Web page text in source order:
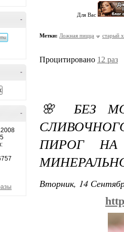
-
-
-
Для Вас
Метки: Ложная пицца старый
Процитировано 12 раз
🌸 БЕЗ
ПИРОГ НА
Вторник, 14